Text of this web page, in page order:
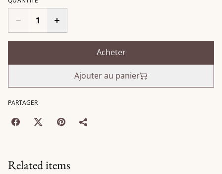
Acheter
Ajouter au panier
PARTAGER
Related items